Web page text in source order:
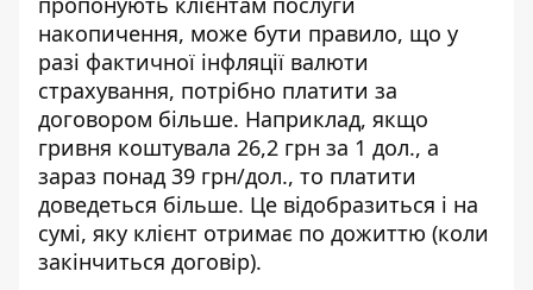
накопичення, може бути правило, що у
разі фактичної інфляції валюти
страхування, потрібно платити за
договором більше. Наприклад, якщо
гривня коштувала 26,2 грн за 1 дол., а
зараз понад 39 грн/дол., то платити
доведеться більше. Це відобразиться і на
сумі, яку клієнт отримає по дожиттю (коли
закінчиться договір).